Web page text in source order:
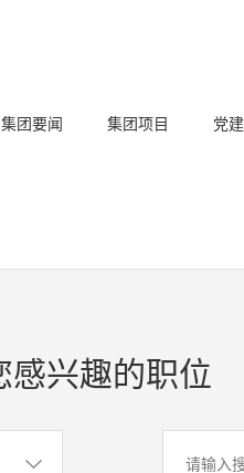
集团要闻 集团项目 党
感兴趣的职位